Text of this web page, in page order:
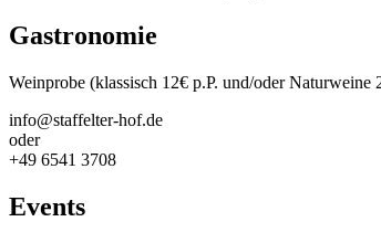
Gastronomie
Weinprobe (klassisch 12€ p.P. und/oder
info@staffelter-hof.de
oder
+49 6541 3708
Events